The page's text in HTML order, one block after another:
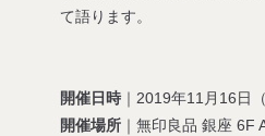
て語ります。
開催日時 ｜2019年11月16日
開催場所 ｜無印良品 銀座 6F